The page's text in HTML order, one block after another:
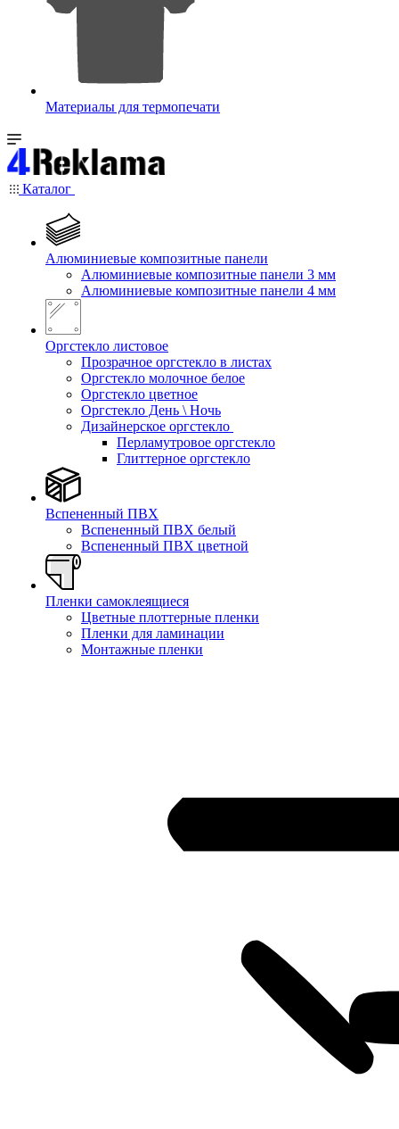
Материалы для термопечати
Каталог
Алюминиевые композитные панели
Алюминиевые композитные панели 3 мм
Алюминиевые композитные панели 4 мм
Оргстекло листовое
Прозрачное оргстекло в листах
Оргстекло молочное белое
Оргстекло цветное
Оргстекло День \ Ночь
Дизайнерское оргстекло
Перламутровое оргстекло
Глиттерное оргстекло
Вспененный ПВХ
Вспененный ПВХ белый
Вспененный ПВХ цветной
Пленки самоклеящиеся
Цветные плоттерные пленки
Пленки для ламинации
Монтажные пленки